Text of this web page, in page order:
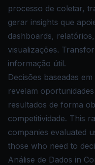
processo de coletar,
gerar insights que
dashboards,
visualizações.
informação útil.
Decisões baseadas
revelam
resultados de forma
competitividade. This
companies evaluated
those who need to
Análise de Dados in